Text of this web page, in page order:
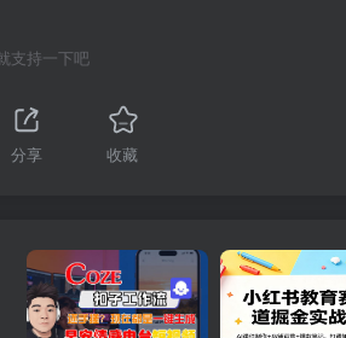
支持一下吧
分享 收藏